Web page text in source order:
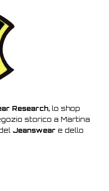
Research, lo shop
storico a Martina
Jeanswear e dello